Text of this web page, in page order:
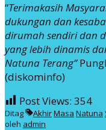
“Terimakasih
dukungan dan
dirumah sendiri dan
yang lebih dinamis
Natuna Terang”
(diskominfo)
Post Views: 354
Ditag AkhirMasa Natuna
oleh admin